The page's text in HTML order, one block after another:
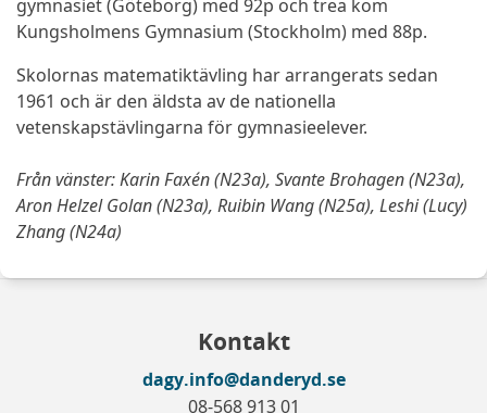
gymnasiet (Göteborg) med 92p och trea kom
Kungsholmens Gymnasium (Stockholm) med 88p.
Skolornas matematiktävling har arrangerats sedan
1961 och är den äldsta av de nationella
vetenskapstävlingarna för gymnasieelever.
Från vänster: Karin Faxén (N23a), Svante Brohagen (N23a),
Aron Helzel Golan (N23a), Ruibin Wang (N25a), Leshi (Lucy)
Zhang (N24a)
Kontakt
dagy.info@danderyd.se
08-568 913 01